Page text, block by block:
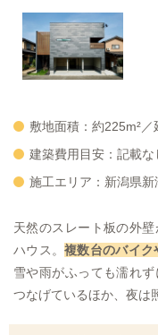
敷地面積：約225m²
建築費用目安：記載な
施工エリア：新潟県新
天然のスレート板の外
ハウス。複数台のバイク
雪や雨がふっても濡れ
つなげているほか、夜は